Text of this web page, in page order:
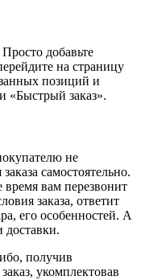
добавьте
на страницу
позиций и
«Быстрый заказ».
не
самостоятельно.
время вам перезвонит
заказа, ответит
его особенностей. А
доставки.
получив
укомплектовав